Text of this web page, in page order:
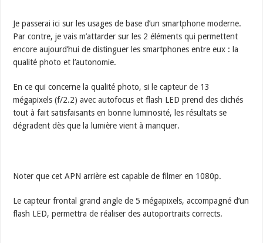
Je passerai ici sur les usages de base d’un smartphone moderne.
Par contre, je vais m’attarder sur les 2 éléments qui permettent
encore aujourd’hui de distinguer les smartphones entre eux : la
qualité photo et l’autonomie.
En ce qui concerne la qualité photo, si le capteur de 13
mégapixels (f/2.2) avec autofocus et flash LED prend des clichés
tout à fait satisfaisants en bonne luminosité, les résultats se
dégradent dès que la lumière vient à manquer.
Noter que cet APN arrière est capable de filmer en 1080p.
Le capteur frontal grand angle de 5 mégapixels, accompagné d’un
flash LED, permettra de réaliser des autoportraits corrects.